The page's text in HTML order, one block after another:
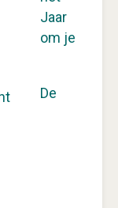
Jaar
om je
De